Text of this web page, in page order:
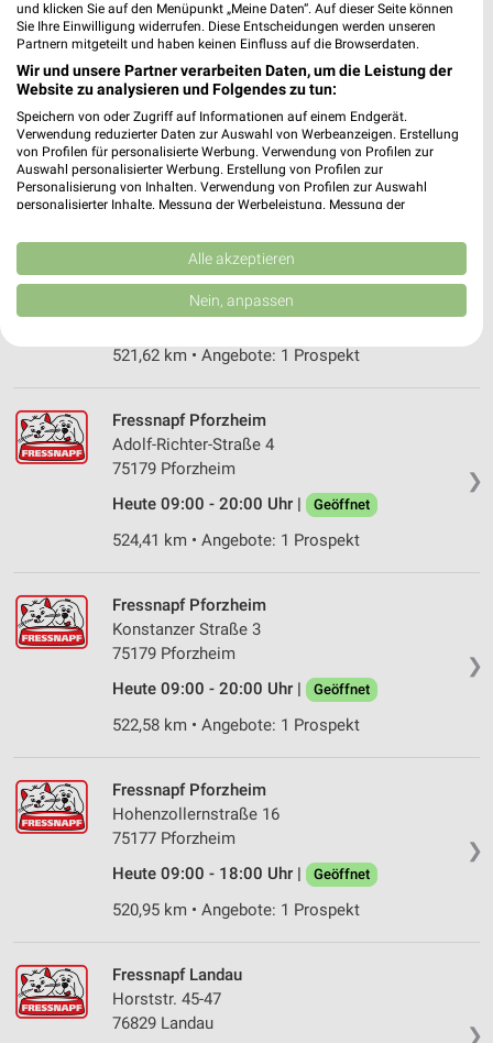
Fressnapf Achern
Güterhallenstraße 13
77855 Achern
Heute 09:00 - 18:00 Uhr | Geöffnet
573,84 km • Angebote: 1 Prospekt
Hammerwerkstr. 3
76327 Pfinztal-Söllingen
Heute 09:00 - 18:00 Uhr | Geöffnet
521,62 km • Angebote: 1 Prospekt
❯
Fressnapf Pforzheim
Adolf-Richter-Straße 4
75179 Pforzheim
Heute 09:00 - 20:00 Uhr |
Geöffnet
524,41 km • Angebote: 1 Prospekt
❯
Fressnapf Pforzheim
Konstanzer Straße 3
75179 Pforzheim
Heute 09:00 - 20:00 Uhr |
Geöffnet
522,58 km • Angebote: 1 Prospekt
❯
Fressnapf Pforzheim
Hohenzollernstraße 16
75177 Pforzheim
Heute 09:00 - 18:00 Uhr |
Geöffnet
520,95 km • Angebote: 1 Prospekt
❯
Fressnapf Landau
Horststr. 45-47
76829 Landau
und klicken Sie auf den Menüpunkt „Meine Daten“. Auf dieser Seite können
Sie Ihre Einwilligung widerrufen. Diese Entscheidungen werden unseren
Partnern mitgeteilt und haben keinen Einfluss auf die Browserdaten.
Wir und unsere Partner verarbeiten Daten, um die Leistung der
Website zu analysieren und Folgendes zu tun:
Speichern von oder Zugriff auf Informationen auf einem Endgerät.
Verwendung reduzierter Daten zur Auswahl von Werbeanzeigen. Erstellung
von Profilen für personalisierte Werbung. Verwendung von Profilen zur
Auswahl personalisierter Werbung. Erstellung von Profilen zur
Personalisierung von Inhalten. Verwendung von Profilen zur Auswahl
personalisierter Inhalte. Messung der Werbeleistung. Messung der
Kombinationen von Daten aus verschiedenen Quellen. Entwicklung und
Verbesserung der Angebote. Verwendung reduzierter Daten zur Auswahl
von Inhalten.
Daten können außerhalb der Europäischen Union weitergegeben und in die
USA gesendet werden.
Website/App.
Wir nutzen Ihre Daten für folgende Zwecke:
IAB-Verarbeitungszwecke:
Speichern von oder Zugriff auf Informationen
Verwendung reduzierter Daten zur Auswahl von
Werbeanzeigen
Erstellung von Profilen für personalisierte
Werbung
Verwendung von Profilen zur Auswahl
personalisierter Werbung
Erstellung von Profilen zur Personalisierung
Verwendung von Profilen zur Auswahl
personalisierter Inhalte
Kombinationen von Daten aus verschiedenen
Quellen
Entwicklung und Verbesserung der Angebote
Alle akzeptieren
Nein, anpassen